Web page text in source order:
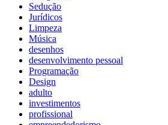
Sedução
Jurídicos
Limpeza
Música
desenhos
desenvolvimento pessoal
Programação
Design
adulto
investimentos
profissional